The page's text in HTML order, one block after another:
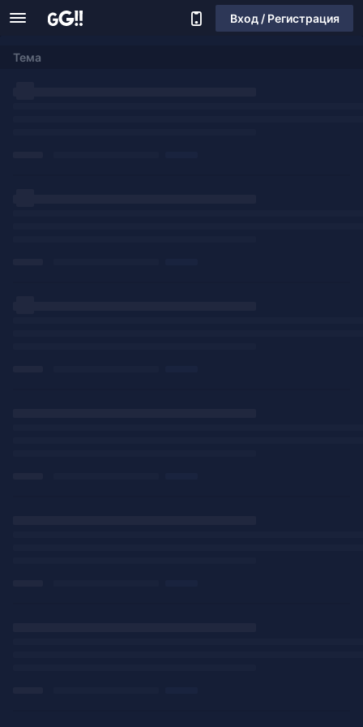
Вход / Регистрация
Тема